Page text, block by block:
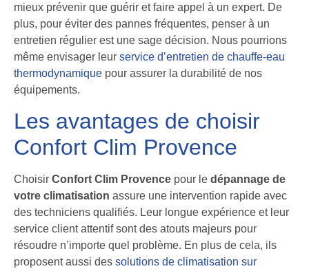
mieux prévenir que guérir et faire appel à un expert. De
plus, pour éviter des pannes fréquentes, penser à un
entretien régulier est une sage décision. Nous pourrions
même envisager leur service d’entretien de chauffe-eau
thermodynamique pour assurer la durabilité de nos
équipements.
Les avantages de choisir
Confort Clim Provence
Choisir Confort Clim Provence pour le dépannage de
votre climatisation assure une intervention rapide avec
des techniciens qualifiés. Leur longue expérience et leur
service client attentif sont des atouts majeurs pour
résoudre n’importe quel problème. En plus de cela, ils
proposent aussi des solutions de climatisation sur